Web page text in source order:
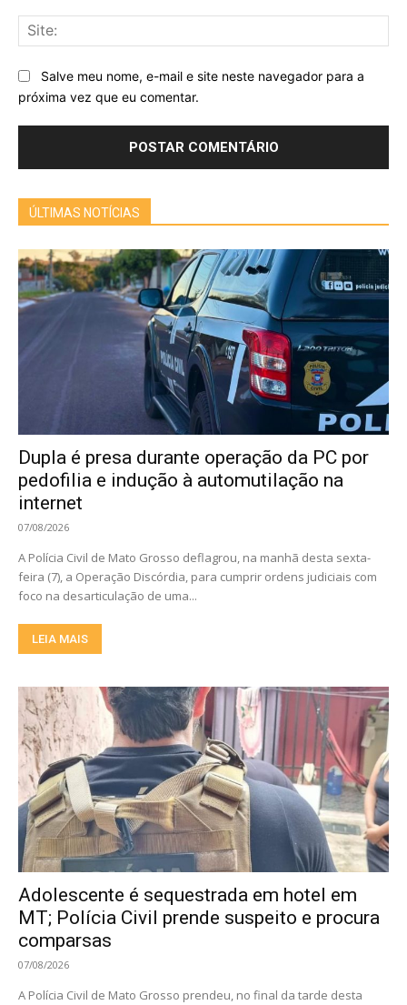
Salve meu nome, e-mail e site neste navegador para a
próxima vez que eu comentar.
ÚLTIMAS NOTÍCIAS
Dupla é presa durante operação da PC por
pedofilia e indução à automutilação na
internet
07/08/2026
A Polícia Civil de Mato Grosso deflagrou, na manhã desta sexta-
feira (7), a Operação Discórdia, para cumprir ordens judiciais com
foco na desarticulação de uma...
LEIA MAIS
Adolescente é sequestrada em hotel em
MT; Polícia Civil prende suspeito e procura
comparsas
07/08/2026
A Polícia Civil de Mato Grosso prendeu, no final da tarde desta